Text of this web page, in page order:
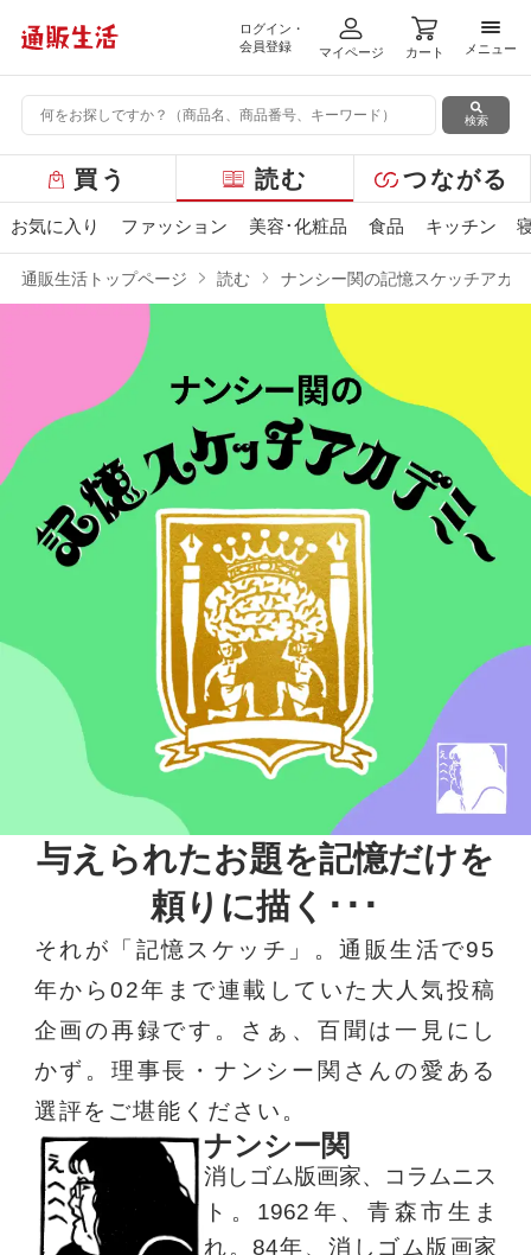
ログイン・
会員登録
マイページ カート
メニ
メニュー
検索
ー
バ
買う 読む つながる
お気に入り ファッション 美容･化粧品 食品 キッチン
通販生活トップページ 読む ナンシー関の記憶スケッチアカ
与えられたお題を記憶だけを
頼りに描く･･･
それが「記憶スケッチ」。通販生活で95
年から02年まで連載していた大人気投稿
企画の再録です。さぁ、百聞は一見にし
かず。理事長・ナンシー関さんの愛ある
選評をご堪能ください。
ナンシー関
消しゴム版画家、コラムニス
ト。1962年、青森市生ま
れ。84年、消しゴム版画家